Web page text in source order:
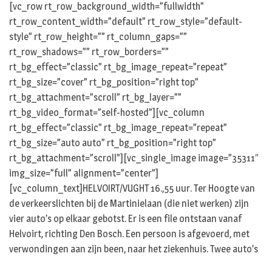
[vc_row rt_row_background_width=”fullwidth”
rt_row_content_width=”default” rt_row_style=”default-
style” rt_row_height=”” rt_column_gaps=””
rt_row_shadows=”” rt_row_borders=””
rt_bg_effect=”classic” rt_bg_image_repeat=”repeat”
rt_bg_size=”cover” rt_bg_position=”right top”
rt_bg_attachment=”scroll” rt_bg_layer=””
rt_bg_video_format=”self-hosted”][vc_column
rt_bg_effect=”classic” rt_bg_image_repeat=”repeat”
rt_bg_size=”auto auto” rt_bg_position=”right top”
rt_bg_attachment=”scroll”][vc_single_image image=”35311″
img_size=”full” alignment=”center”]
[vc_column_text]HELVOIRT/VUGHT 16.,55 uur. Ter Hoogte van
de verkeerslichten bij de Martinielaan (die niet werken) zijn
vier auto’s op elkaar gebotst. Er is een file ontstaan vanaf
Helvoirt, richting Den Bosch. Een persoon is afgevoerd, met
verwondingen aan zijn been, naar het ziekenhuis. Twee auto’s